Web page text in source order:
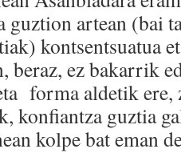
artean (bai
kontsentsuatua
beraz, ez bakarrik
forma aldetik ere,
konfiantza guztia
kolpe bat eman